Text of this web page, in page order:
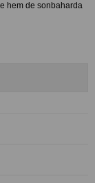
hem de sonbaharda